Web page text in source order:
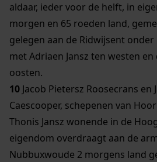
aldaar, ieder voor de helft, in
morgen en 65 roeden land,
gelegen aan de Ridwijsent
met Adriaen Jansz ten westen
oosten.
10 Jacob Pietersz Roosecrans en
Caescooper, schepenen van
Thonis Jansz wonende in de
eigendom overdraagt aan de
Nubbuxwoude 2 morgens land